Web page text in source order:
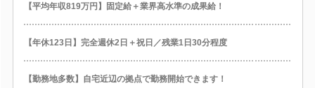
【平均年収819万円】固定給＋業界高水準の成果給！
【年休123日】完全週休2日＋祝日／残業1日30分程度
【勤務地多数】自宅近辺の拠点で勤務開始できます！